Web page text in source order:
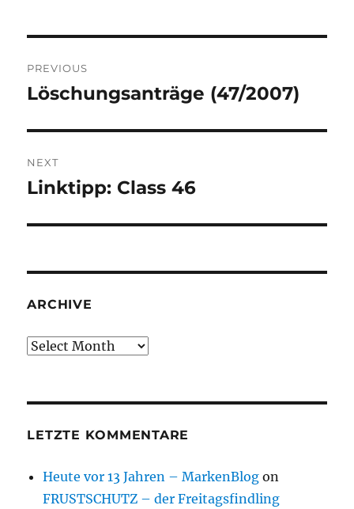
navigation
PREVIOUS
Previous
Löschungsanträge (47/2007)
NEXT
Next
Linktipp: Class 46
ARCHIVE
Archive
LETZTE KOMMENTARE
Heute vor 13 Jahren – MarkenBlog on
FRUSTSCHUTZ – der Freitagsfindling